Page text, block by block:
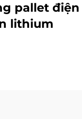
pallet điện
lithium